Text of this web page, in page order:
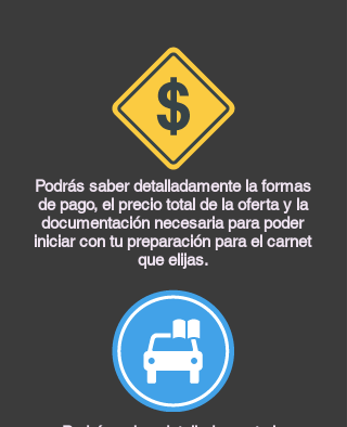
Podrás saber detalladamente la formas
de pago, el precio total de la oferta y la
documentación necesaria para poder
iniciar con tu preparación para el carnet
que elijas.